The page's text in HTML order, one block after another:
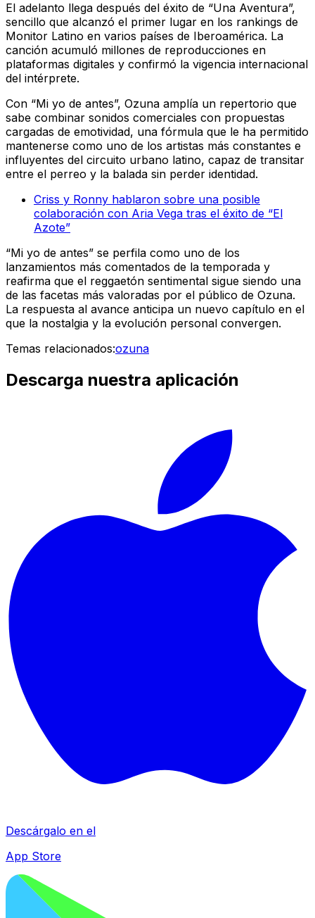
El adelanto llega después del éxito de “Una Aventura”,
sencillo que alcanzó el primer lugar en los rankings de
Monitor Latino en varios países de Iberoamérica. La
canción acumuló millones de reproducciones en
plataformas digitales y confirmó la vigencia internacional
del intérprete.
Con “Mi yo de antes”, Ozuna amplía un repertorio que
sabe combinar sonidos comerciales con propuestas
cargadas de emotividad, una fórmula que le ha permitido
mantenerse como uno de los artistas más constantes e
influyentes del circuito urbano latino, capaz de transitar
entre el perreo y la balada sin perder identidad.
Criss y Ronny hablaron sobre una posible
colaboración con Aria Vega tras el éxito de “El
Azote”
“Mi yo de antes” se perfila como uno de los
lanzamientos más comentados de la temporada y
reafirma que el reggaetón sentimental sigue siendo una
de las facetas más valoradas por el público de Ozuna.
La respuesta al avance anticipa un nuevo capítulo en el
que la nostalgia y la evolución personal convergen.
Temas relacionados:ozuna
Descarga nuestra aplicación
Descárgalo en el
App Store